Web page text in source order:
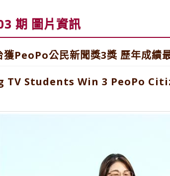
期 圖片資訊
獲PeoPo公民新聞獎3獎 歷年成績
TV Students Win 3 PeoPo